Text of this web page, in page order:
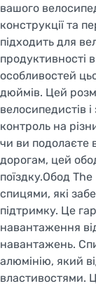
вашого
конструкції та
підходить для
продуктивності
особливостей
дюймів. Цей
велосипедистів і
контроль на
чи ви подолаєте
дорогам, цей
поїздку.Обод
спицями, які
підтримку. Це
навантаження
навантажень.
алюмінію, який
властивостями.